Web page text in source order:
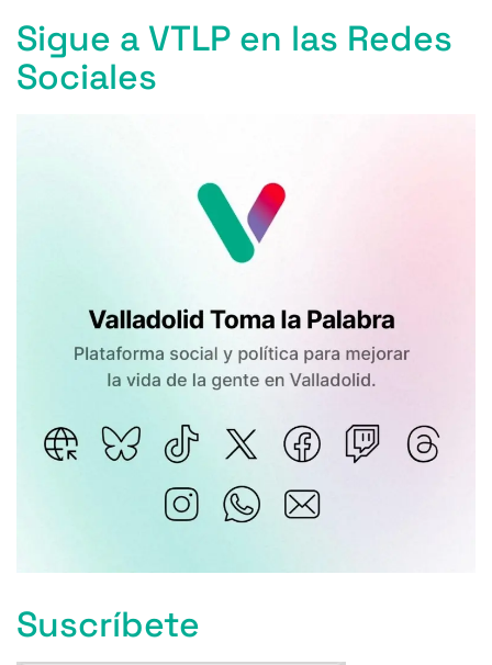
Sigue a VTLP en las Redes
Sociales
Suscríbete